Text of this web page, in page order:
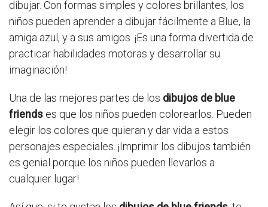
dibujar. Con formas simples y colores brillantes, los
niños pueden aprender a dibujar fácilmente a Blue, la
amiga azul, y a sus amigos. ¡Es una forma divertida de
practicar habilidades motoras y desarrollar su
imaginación!
Una de las mejores partes de los dibujos de blue
friends es que los niños pueden colorearlos. Pueden
elegir los colores que quieran y dar vida a estos
personajes especiales. ¡Imprimir los dibujos también
es genial porque los niños pueden llevarlos a
cualquier lugar!